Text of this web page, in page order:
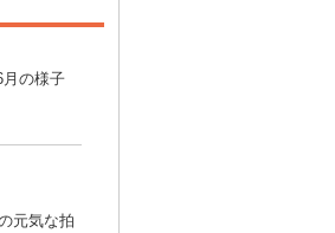
の様子
元気な拍